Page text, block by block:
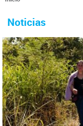
d
e
b
ú
s
q
u
e
d
a
Se
usted
aquí
Noticias
reforzar la ayuda
El Secretario General ha
Asamblea Nacional de
la ayuda humanitaria.
pero necesita el